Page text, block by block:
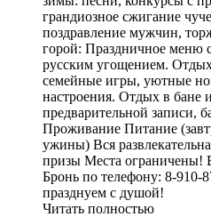
грандиозное сжигание
поздравление мужчин,
горой: Праздничное меню
русским угощением. Отдых
семейные игры, уютные
настроения. Отдых в бане
предварительной записи,
Проживание Питание
ужины) Вся
призы Места ограничены!
Бронь по телефону: 8-
празднуем с душой!
Читать полностью